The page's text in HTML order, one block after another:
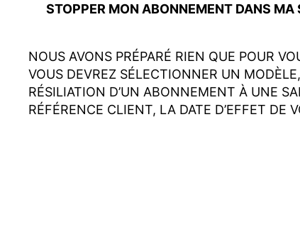
STOPPER MON ABONNEMENT DANS
NOUS AVONS PRÉPARÉ RIEN QUE POUR
VOUS DEVREZ SÉLECTIONNER UN
RÉSILIATION D’UN ABONNEMENT À UNE
RÉFÉRENCE CLIENT, LA DATE D’EFFET DE